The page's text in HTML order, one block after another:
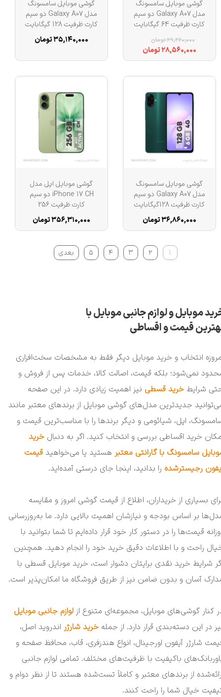
گوشی موبایل سامسونگ
مدل Galaxy A07 دو سیم
کارت ظرفیت 64 گیگابایت
۲۹,۲۶۰,۰۰۰ تومان
۲۸,۵۶۰,۰۰۰ تومان
گوشی موبایل سامسونگ
مدل Galaxy A07 دو سیم
کارت ظرفیت 128 گیگابایت
و رم 4 گیگابایت
۳۵,۱۴۰,۰۰۰ تومان
گوشی موبایل سامسونگ
مدل Galaxy A07 دو سیم
کارت ظرفیت 128گیگابایت
و رم 6 گیگابایت
۳۶,۸۶۰,۰۰۰ تومان
گوشی موبایل اپل مدل
iPhone 17 CH دو سیم
کارت ظرفیت 256
گیگابایت و رم 8 گیگابایت
- نات اکتیو
۳۵۶,۳۱۰,۰۰۰ تومان
۱ ۲ ۳ ۴ ۵ بعدی
موبایل و لوازم جانبی موبایل با
قیمت و اقساطی
انتخاب و خرید موبایل دیگر فقط به مشخصات سخت‌افزاری
نمی‌شود؛ بلکه قیمت، اصالت کالا، خدمات پس از فروش و
شرایط خرید قسطی نیز اهمیت زیادی دارد. در این صفحه
جدیدترین مدل‌های گوشی موبایل از برندهای معتبر مانند
اپل، شیائومی و دیگر برندها را با مناسب‌ترین قیمت و
خرید اقساطی بررسی و انتخاب کنید. اگر به دنبال خرید
سامسونگ با گارانتی معتبر هستید یا می‌خواهید قیمت
رجیسترشده را بدانید، اینجا جای درستی آمده‌اید.
بسیاری از خریداران، اطلاع از قیمت گوشی امروز و مقایسه
بر اساس بودجه و نیازشان اهمیت بالایی دارد. ما به‌روزرسانی
قیمت‌ها را در دستور کار خود قرار داده‌ایم تا شما بتوانید با
راحت و با اطلاعات دقیق خرید خود را انجام دهید. همچنین
شرایط خرید نقدی برایتان دشوار است، خرید موبایل قسطی با
آسان و بدون ضامن نیز از طریق فروشگاه ما امکان‌پذیر است.
کنار گوشی‌های موبایل، مجموعه‌ای متنوع از لوازم جانبی موبایل
در این دسته‌بندی قرار دارد. از جمله خرید شارژر اندروید اصل،
شارژر آیفون اورجینال، انواع هندزفری، قاب، محافظ صفحه و
باکیفیت با ظرفیت‌های مختلف. تمامی لوازم جانبی
از برندهای معتبر و کاملاً تست‌شده هستند تا از نظر دوام و
خیال شما را راحت کنند.